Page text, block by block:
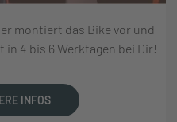
montiert das Bike vor und
in 4 bis 6 Werktagen bei Dir!
INFOS